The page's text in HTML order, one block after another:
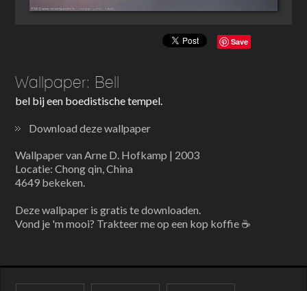
Save
Wallpaper: Bell
bel bij een boedistische tempel.
Download deze wallpaper
Wallpaper van Arne D. Hofkamp | 2003
Locatie: Chong qin, China
4649 bekeken.
Deze wallpaper is gratis te downloaden.
Vond je 'm mooi? Trakteer me op een kop koffie ☕